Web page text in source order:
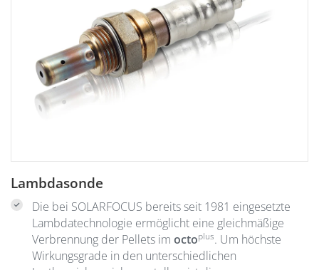
Lambdasonde
Die bei SOLARFOCUS bereits seit 1981 eingesetzte
Lambdatechnologie ermöglicht eine gleichmäßige
Verbrennung der Pellets im octoplus. Um höchste
Wirkungsgrade in den unterschiedlichen